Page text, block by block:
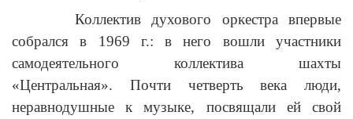
Коллектив духового оркестра впервые
собрался в 1969 г.: в него вошли участники
самодеятельного коллектива шахты
«Центральная». Почти четверть века люди,
неравнодушные к музыке, посвящали ей свой